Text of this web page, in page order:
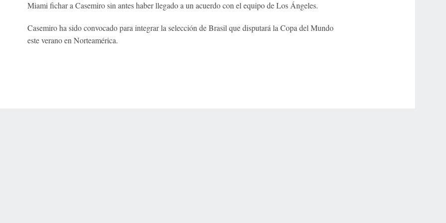
Miami fichar a Casemiro sin antes haber llegado a un acuerdo con el equipo de Los Ángeles.
Casemiro ha sido convocado para integrar la selección de Brasil que disputará la Copa del Mundo
este verano en Norteamérica.